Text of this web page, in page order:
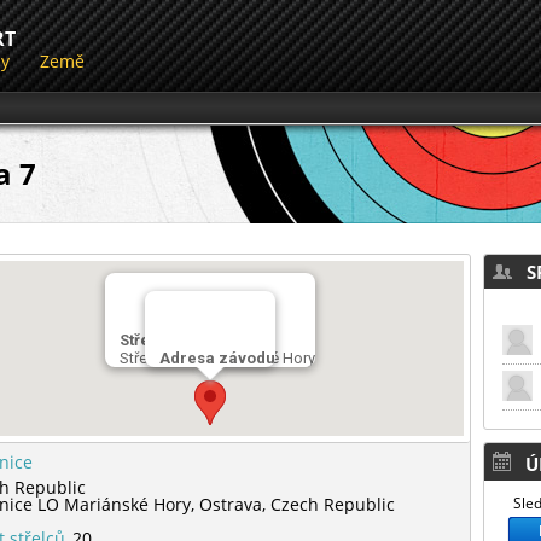
Země
7
Adresa závodu
Střelnice
Střelnice LO Mariánské Hory
Republic
LO Mariánské Hory,Ostrava,Czech Republic